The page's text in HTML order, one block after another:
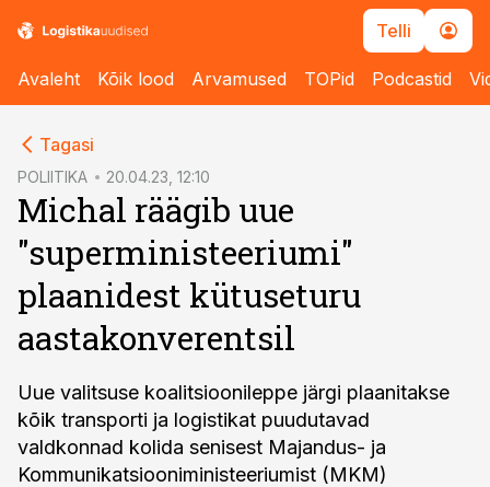
Telli
Avaleht Kõik lood Arvamused TOPid Podcastid
Tagasi
POLIITIKA 20.04.23, 12:10
Michal räägib uue
"superministeeriumi"
plaanidest kütuseturu
aastakonverentsil
Uue valitsuse koalitsioonileppe järgi plaanitakse
kõik transporti ja logistikat puudutavad
valdkonnad kolida senisest Majandus- ja
Kommunikatsiooniministeeriumist (MKM)